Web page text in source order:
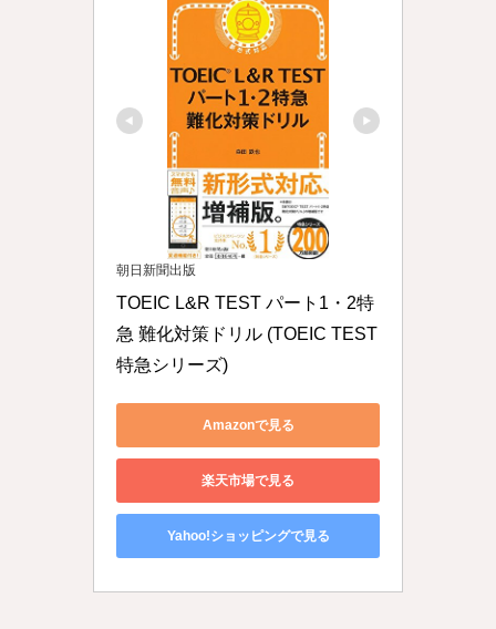
朝日新聞出版
TOEIC L&R TEST パート1・2特
急 難化対策ドリル (TOEIC TEST
特急シリーズ)
Amazonで見る
楽天市場で見る
Yahoo!ショッピングで見る